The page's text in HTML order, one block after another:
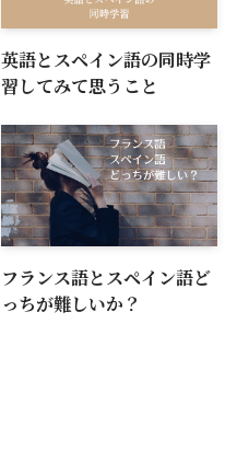
英語とスペイン語の同時学
習してみて思うこと
フランス語とスペイン語ど
っちが難しいか？